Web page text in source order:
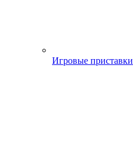
Игровые приставки